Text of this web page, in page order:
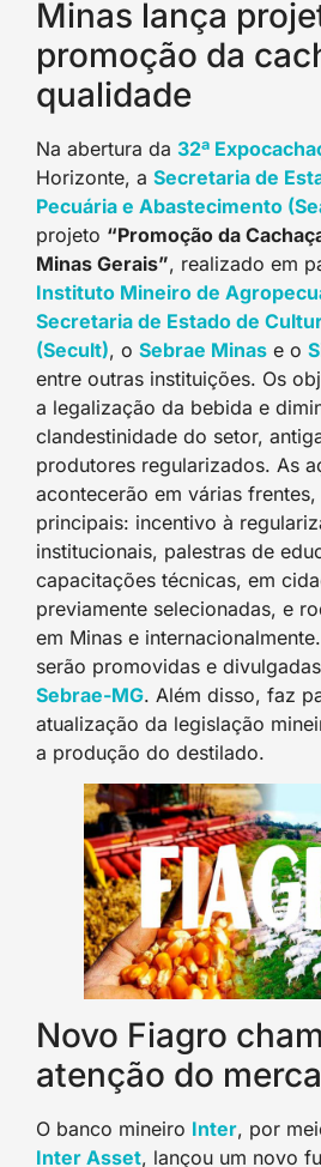
Minas lança
promoção da
qualidade
Na abertura da 32ª
Horizonte, a Secretaria de
Pecuária e Abastecimento
projeto “Promoção da
Minas Gerais”, realizado em
Instituto Mineiro de
Secretaria de Estado de
(Secult), o Sebrae Minas e o
entre outras instituições. Os
a legalização da bebida e
clandestinidade do setor,
produtores regularizados. As
acontecerão em várias
principais: incentivo à
institucionais, palestras de
capacitações técnicas, em
previamente selecionadas, e
em Minas e
serão promovidas e
Sebrae-MG. Além disso, faz
atualização da legislação
a produção do destilado.
Novo Fiagro
atenção do
O banco mineiro Inter, por
Inter Asset, lançou um novo